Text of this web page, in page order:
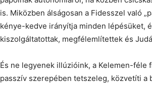
is. Miközben álságosan a Fidesszel való
kénye-kedve irányítja minden lépésüket,
kiszolgáltatottak, megfélemlítettek és
És ne legyenek illúzióink, a Kelemen-féle
passzív szerepében tetszeleg, közvetíti a